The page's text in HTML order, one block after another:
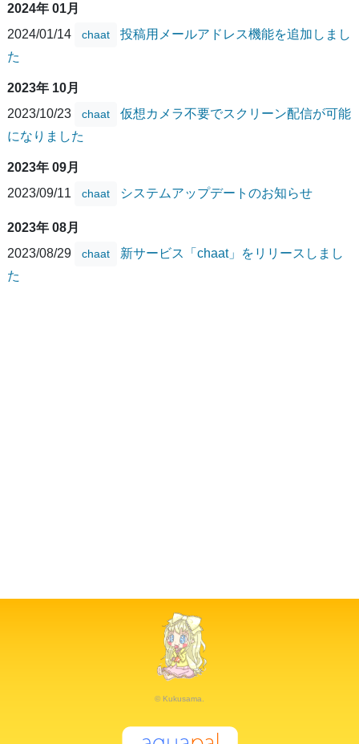
2024年 01月
2024/01/14
chaat
投稿用メールアドレス機能を追加しまし
た
2023年 10月
2023/10/23
chaat
仮想カメラ不要でスクリーン配信が可能
になりました
2023年 09月
2023/09/11
chaat システムアップデートのお知らせ
2023年 08月
2023/08/29
chaat
新サービス「chaat」をリリースしまし
た
© Kukusama.